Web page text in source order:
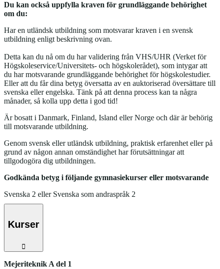
Du kan också uppfylla kraven för grundläggande behörighet
om du:
Har en utländsk utbildning som motsvarar kraven i en svensk
utbildning enligt beskrivning ovan.
Detta kan du nå om du har validering från VHS/UHR (Verket för
Högskoleservice/Universitets- och högskolerådet), som intygar att
du har motsvarande grundläggande behörighet för högskolestudier.
Eller att du får dina betyg översatta av en auktoriserad översättare till
svenska eller engelska. Tänk på att denna process kan ta några
månader, så kolla upp detta i god tid!
Är bosatt i Danmark, Finland, Island eller Norge och där är behörig
till motsvarande utbildning.
Genom svensk eller utländsk utbildning, praktisk erfarenhet eller på
grund av någon annan omständighet har förutsättningar att
tillgodogöra dig utbildningen.
Godkända betyg i följande gymnasiekurser eller motsvarande
Svenska 2 eller Svenska som andraspråk 2
Kurser
Mejeriteknik A del 1